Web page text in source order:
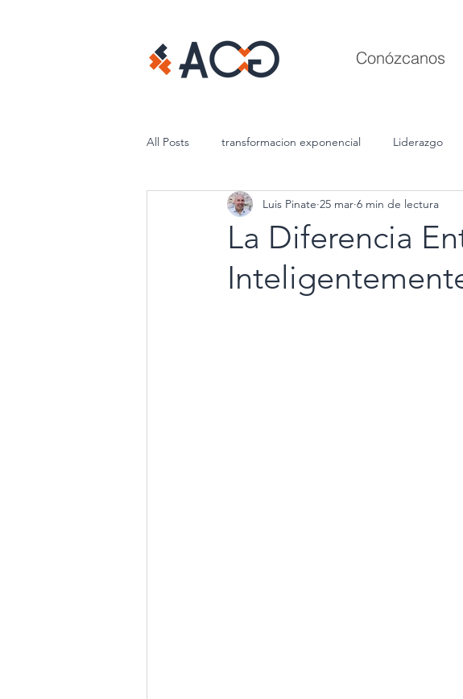
Conózcanos
All Posts transformacion exponencial Liderazgo
La Diferencia
Luis Pinate 25 mar 6 min de lectura